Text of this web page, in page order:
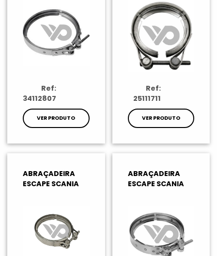
Ref:
34112807
VER PRODUTO
Ref:
25111711
VER PRODUTO
ABRAÇADEIRA
ESCAPE SCANIA
ABRAÇADEIRA
ESCAPE SCANIA